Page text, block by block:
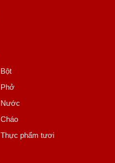
Bột
Phở
Nước
Cháo
Thực phẩm tươi